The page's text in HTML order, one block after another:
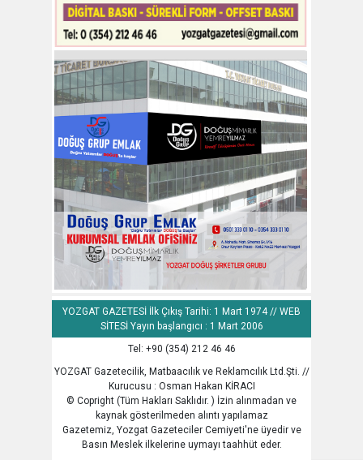
YOZGAT GAZETESİ İlk Çıkış Tarihi: 1 Mart 1974 // WEB
SİTESİ Yayın başlangıcı : 1 Mart 2006
Tel: +90 (354) 212 46 46
YOZGAT Gazetecilik, Matbaacılık ve Reklamcılık Ltd.Şti. //
Kurucusu : Osman Hakan KİRACI
© Copright (Tüm Hakları Saklıdır. ) İzin alınmadan ve
kaynak gösterilmeden alıntı yapılamaz
Gazetemiz, Yozgat Gazeteciler Cemiyeti'ne üyedir ve
Basın Meslek ilkelerine uymayı taahhüt eder.